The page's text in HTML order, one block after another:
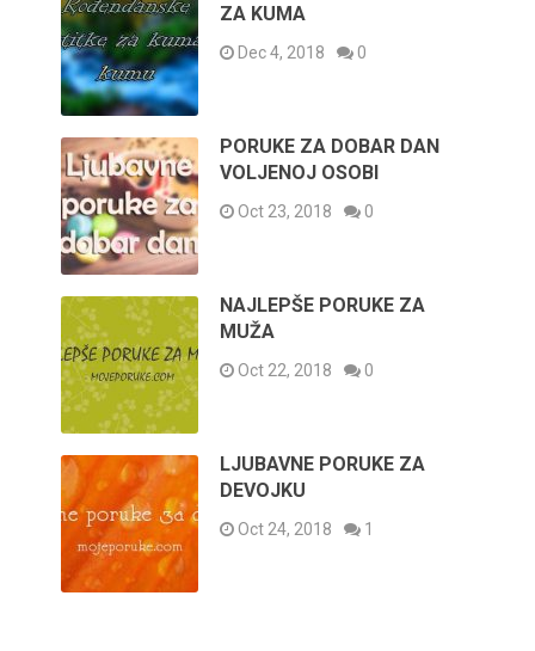
ZA KUMA
Dec 4, 2018 0
PORUKE ZA DOBAR DAN
VOLJENOJ OSOBI
Oct 23, 2018 0
NAJLEPŠE PORUKE ZA
MUŽA
Oct 22, 2018 0
LJUBAVNE PORUKE ZA
DEVOJKU
Oct 24, 2018 1